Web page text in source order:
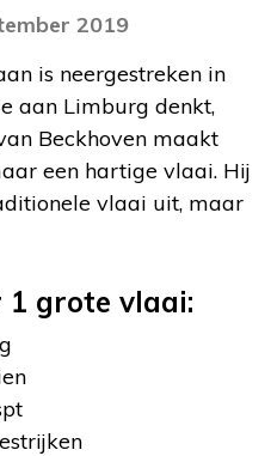
2019
is neergestreken in
aan Limburg denkt,
Beckhoven maakt
een hartige vlaai. Hij
vlaai uit, maar
1 grote vlaai: